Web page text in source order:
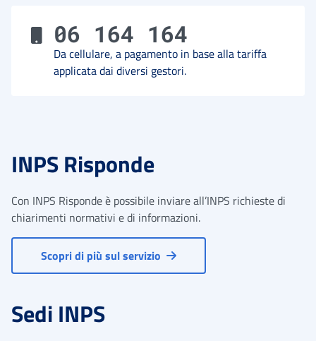
06 164 164
Da cellulare, a pagamento in base alla tariffa
applicata dai diversi gestori.
INPS Risponde
Con INPS Risponde è possibile inviare all’INPS richieste di
chiarimenti normativi e di informazioni.
Scopri di più sul servizio
Sedi INPS